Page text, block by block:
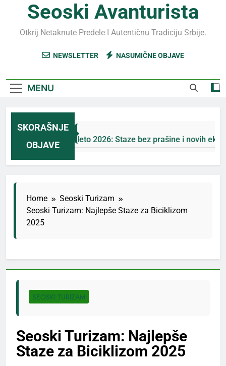
Seoski Avanturista
Otkrij Netaknute Predele I Autentičnu Tradiciju Srbije.
NEWSLETTER NASUMIČNE OBJAVE
MENU
SKORAŠNJE
OBJAVE
Jahorina leto 2026: Staze bez prašine i novih eko-taksi
Home
Seoski Turizam
Seoski Turizam: Najlepše Staze za Biciklizom
2025
SEOSKI TURIZAM
Seoski Turizam: Najlepše
Staze za Biciklizom 2025